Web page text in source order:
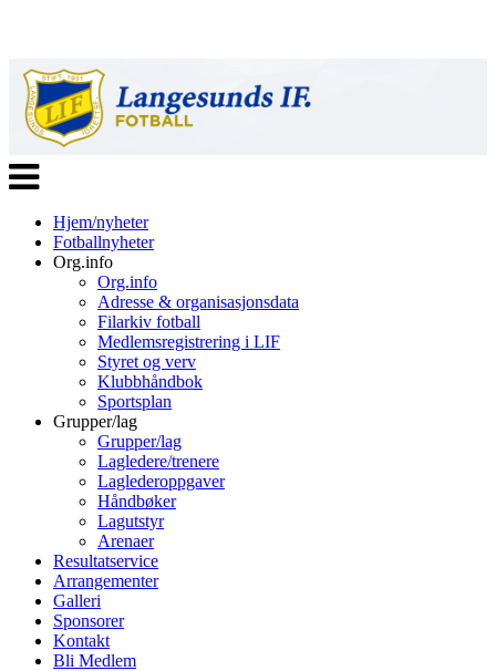
Veksle
navigasjon
Hjem/nyheter
Fotballnyheter
Org.info
Org.info
Adresse & organisasjonsdata
Filarkiv fotball
Medlemsregistrering i LIF
Styret og verv
Klubbhåndbok
Sportsplan
Grupper/lag
Grupper/lag
Lagledere/trenere
Laglederoppgaver
Håndbøker
Lagutstyr
Arenaer
Resultatservice
Arrangementer
Galleri
Sponsorer
Kontakt
Bli Medlem